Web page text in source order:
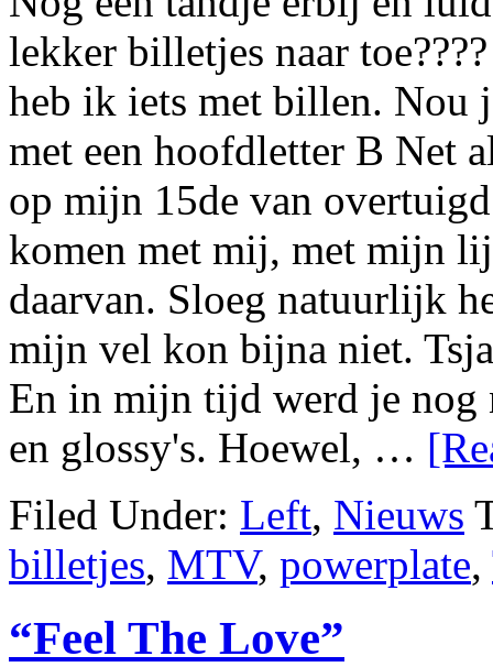
lekker billetjes naar
heb ik iets met billen. Nou
met een hoofdletter B Net
op mijn 15de van
komen met mij, met mijn
daarvan. Sloeg natuurlijk
mijn vel kon bijna niet.
En in mijn tijd werd je nog
en glossy's. Hoewel, …
Filed Under: Left, Nieuws
billetjes, MTV, powerplate,
“Feel The Love”